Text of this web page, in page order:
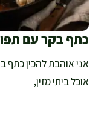
כתף בקר עם
אני אוהבת להכין
אוכל ביתי מזין,